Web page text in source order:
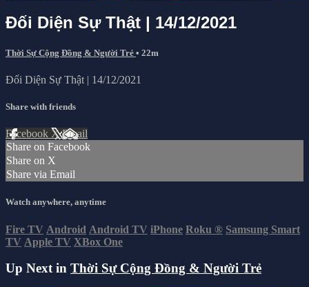
Đối Diện Sự Thật | 14/12/2021
Thời Sự Cộng Đồng & Người Trẻ • 22m
Đối Diện Sự Thật | 14/12/2021
Share with friends
Facebook XEmail
Share on Facebook
Share on X
Share via Email
Watch anywhere, anytime
Fire TV Android Android TV iPhone Roku ® Samsung Smart
TV Apple TV XBox One
Up Next in Thời Sự Cộng Đồng & Người Trẻ